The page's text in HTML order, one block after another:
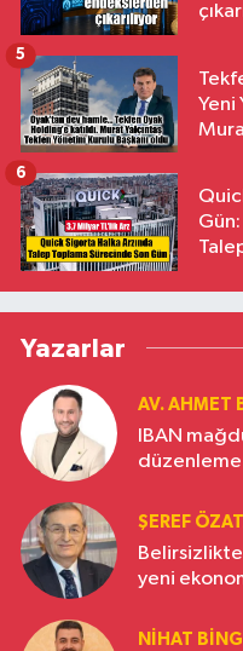
Yeni
5
6
Yazarlar
AV. AHMET
IBAN
düzenleme
ŞEREF
yeni
NIHAT